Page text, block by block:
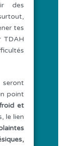
des
tes
TDAH
point
et
le lien